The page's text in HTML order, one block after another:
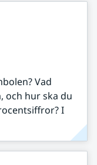
Vad
och hur ska du
I